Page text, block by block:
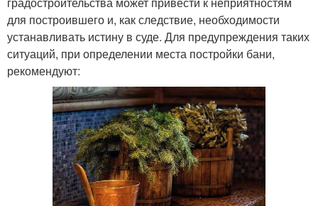
для построившего и, как следствие, необходимости
устанавливать истину в суде. Для предупреждения таких
ситуаций, при определении места постройки бани,
рекомендуют: